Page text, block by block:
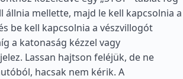
állnia mellette, majd le kell kapcsolnia a
be kell kapcsolnia a vészvillogót
a katonaság kézzel vagy
Lassan hajtson feléjük, de ne
hacsak nem kérik. A